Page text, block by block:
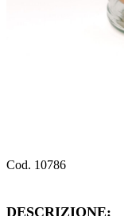
Cod. 10786
DESCRIZIONE: